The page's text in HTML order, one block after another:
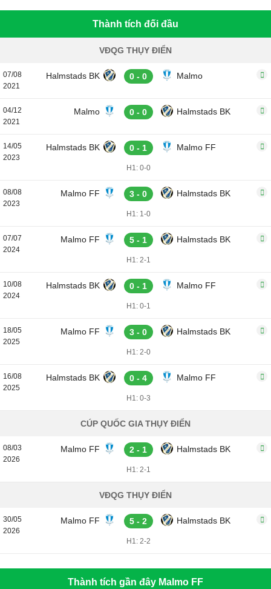
Thành tích đối đầu
VĐQG THỤY ĐIỂN
07/08
2021
Halmstads BK 0 - 0 Malmo
04/12
2021
Malmo 0 - 0 Halmstads BK
14/05
2023
Halmstads BK 0 - 1 Malmo FF
H1: 0-0
08/08
2023
Malmo FF 3 - 0 Halmstads BK
H1: 1-0
07/07
2024
Malmo FF 5 - 1 Halmstads BK
H1: 2-1
10/08
2024
Halmstads BK 0 - 1 Malmo FF
H1: 0-1
18/05
2025
Malmo FF 3 - 0 Halmstads BK
H1: 2-0
16/08
2025
Halmstads BK 0 - 4 Malmo FF
H1: 0-3
CÚP QUỐC GIA THỤY ĐIỂN
08/03
2026
Malmo FF 2 - 1 Halmstads BK
H1: 2-1
VĐQG THỤY ĐIỂN
30/05
2026
Malmo FF 5 - 2 Halmstads BK
H1: 2-2
Thành tích gần đây Malmo FF